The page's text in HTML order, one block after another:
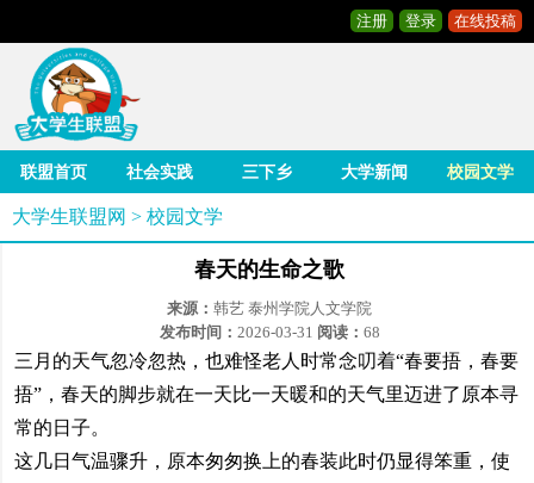
注册 登录 在线投稿
联盟首页 社会实践 三下乡 大学新闻 校园文学
大学生联盟网 > 校园文学
春天的生命之歌
来源： 韩艺 泰州学院人文学院
发布时间： 2026-03-31 阅读： 68
三月的天气忽冷忽热，也难怪老人时常念叨着“春要捂，春要
捂”，春天的脚步就在一天比一天暖和的天气里迈进了原本寻
常的日子。
这几日气温骤升，原本匆匆换上的春装此时仍显得笨重，使